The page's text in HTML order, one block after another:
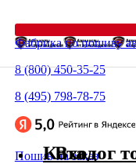
Фабрика по пошиву
8 (800) 450-35-25
8 (495) 798-78-75
Пошив на заказ
Каталог
Вход